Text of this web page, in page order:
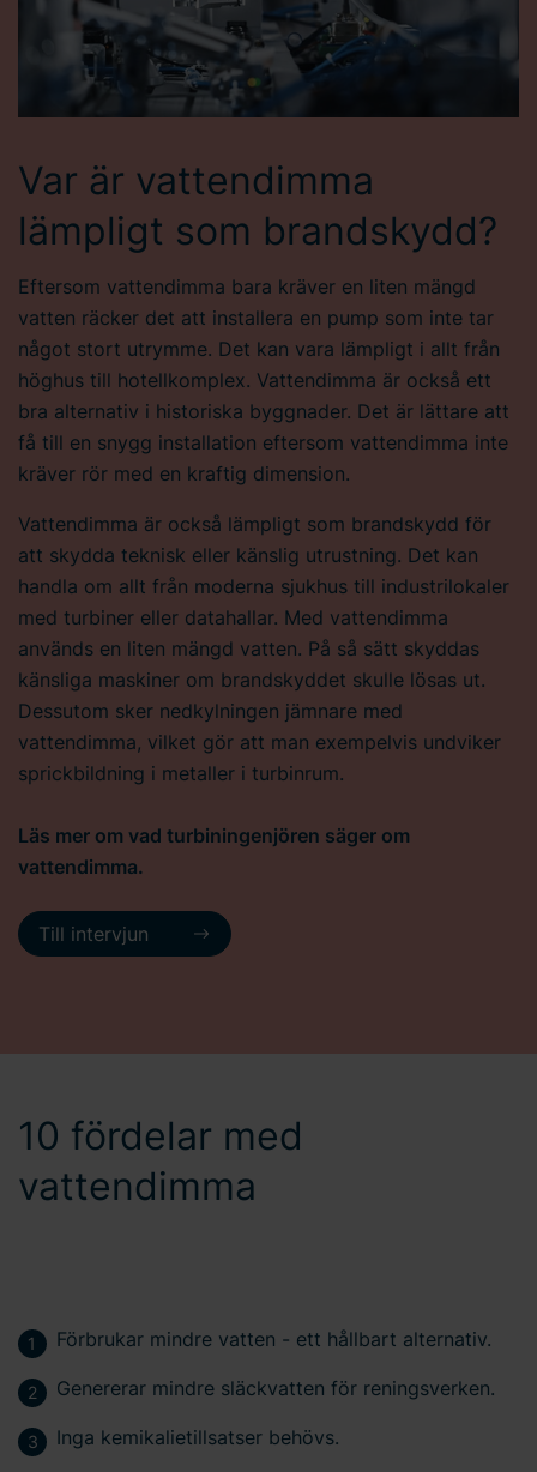
Var är vattendimma
lämpligt som brandskydd?
Eftersom vattendimma bara kräver en liten mängd
vatten räcker det att installera en pump som inte tar
något stort utrymme. Det kan vara lämpligt i allt från
höghus till hotellkomplex. Vattendimma är också ett
bra alternativ i historiska byggnader. Det är lättare att
få till en snygg installation eftersom vattendimma inte
kräver rör med en kraftig dimension.
Vattendimma är också lämpligt som brandskydd för
att skydda teknisk eller känslig utrustning. Det kan
handla om allt från moderna sjukhus till industrilokaler
med turbiner eller datahallar. Med vattendimma
används en liten mängd vatten. På så sätt skyddas
känsliga maskiner om brandskyddet skulle lösas ut.
Dessutom sker nedkylningen jämnare med
vattendimma, vilket gör att man exempelvis undviker
sprickbildning i metaller i turbinrum.
Läs mer om vad turbiningenjören säger om
vattendimma.
Till intervjun
10 fördelar med
vattendimma
Förbrukar mindre vatten - ett hållbart alternativ.
Genererar mindre släckvatten för reningsverken.
Inga kemikalietillsatser behövs.